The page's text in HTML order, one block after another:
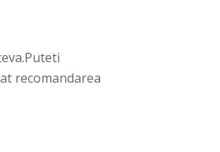
recomandarea